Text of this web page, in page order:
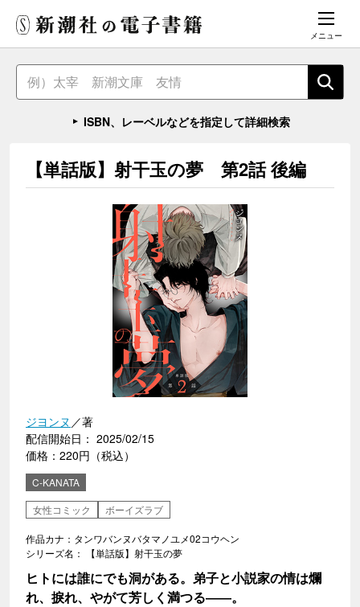
メニュー
ISBN、レーベルなどを指定して詳細検索
【単話版】射干玉の夢 第2話 後編
ジヨンヌ ／著
配信開始日： 2025/02/15
価格：220円（税込）
C-KANATA
女性コミック
ボーイズラブ
作品カナ：タンワバンヌバタマノユメ02コウヘン
シリーズ名： 【単話版】射干玉の夢
ヒトには誰にでも洞がある。弟子と小説家の情は爛
れ、捩れ、やがて芳しく満つる――。